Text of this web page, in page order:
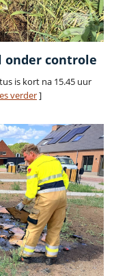
onder controle
is kort na 15.45 uur
verder]